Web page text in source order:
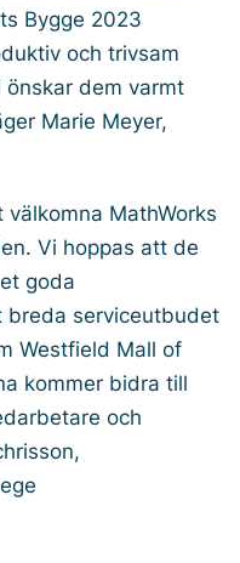
Bygge 2023
och trivsam
önskar dem varmt
Marie Meyer,
MathWorks
Vi hoppas att de
goda
breda serviceutbudet
Westfield Mall of
kommer bidra till
och